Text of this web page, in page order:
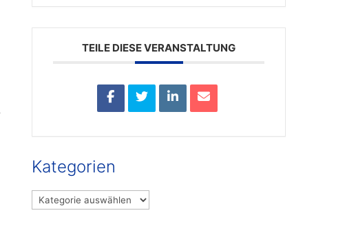
TEILE DIESE VERANSTALTUNG
Kategorien
Kategorien